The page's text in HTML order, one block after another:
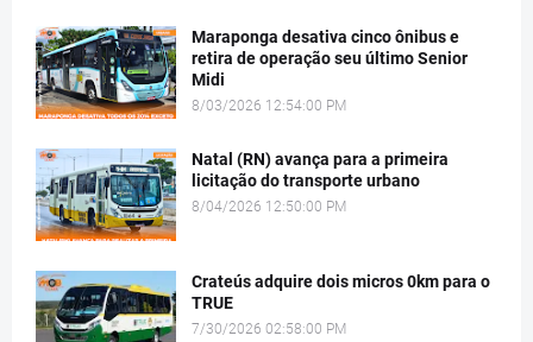
Maraponga desativa cinco ônibus e
retira de operação seu último Senior
Midi
8/03/2026 12:54:00 PM
Natal (RN) avança para a primeira
licitação do transporte urbano
8/04/2026 12:50:00 PM
Crateús adquire dois micros 0km para o
TRUE
7/30/2026 02:58:00 PM